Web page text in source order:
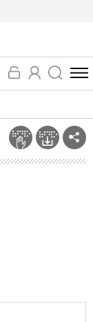
전
체
뉴
보
기